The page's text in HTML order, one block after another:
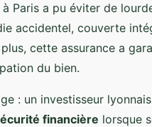
Paris a pu éviter de
accidentel, couverte
cette assurance a
du bien.
: un investisseur
financière lorsque